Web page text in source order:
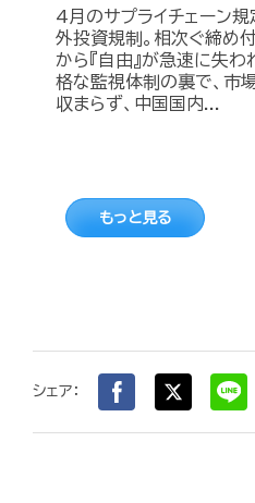
4月のサプライチェーン
外投資規制。相次ぐ締め
から『自由』が急速に失わ
格な監視体制の裏で、市
収まらず、中国国内...
もっと見る
シェア：